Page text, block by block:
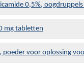
0,5%,
mg tabletten
poeder voor oplossing